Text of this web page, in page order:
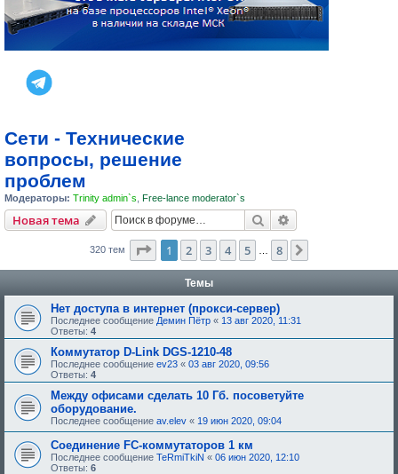
Сети - Технические
вопросы, решение
проблем
Модераторы: Trinity admin`s Free-lance moderator`s
Новая тема Поиск
320 тем Страница из
1 2 3 4 5 8
Темы
Нет доступа в интернет (прокси-сервер)
Последнее сообщение Демин Пётр « 13 авг 2020, 11:31
Ответы: 4
Коммутатор D-Link DGS-1210-48
Последнее сообщение ev23 « 03 авг 2020, 09:56
Ответы: 4
Между офисами сделать 10 Гб. посоветуйте
оборудование.
Последнее сообщение av.elev « 19 июн 2020, 09:04
Соединение FC-коммутаторов 1 км
Последнее сообщение TeRmiTkiN « 06 июн 2020, 12:10
Ответы: 6